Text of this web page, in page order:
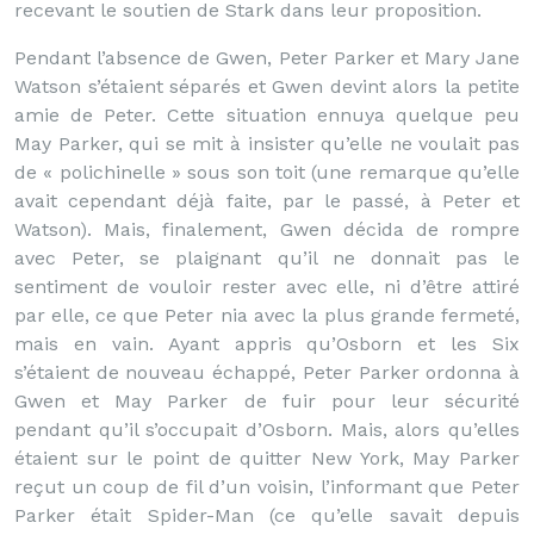
recevant le soutien de Stark dans leur proposition.
Pendant l’absence de Gwen, Peter Parker et Mary Jane
Watson s’étaient séparés et Gwen devint alors la petite
amie de Peter. Cette situation ennuya quelque peu
May Parker, qui se mit à insister qu’elle ne voulait pas
de « polichinelle » sous son toit (une remarque qu’elle
avait cependant déjà faite, par le passé, à Peter et
Watson). Mais, finalement, Gwen décida de rompre
avec Peter, se plaignant qu’il ne donnait pas le
sentiment de vouloir rester avec elle, ni d’être attiré
par elle, ce que Peter nia avec la plus grande fermeté,
mais en vain. Ayant appris qu’Osborn et les Six
s’étaient de nouveau échappé, Peter Parker ordonna à
Gwen et May Parker de fuir pour leur sécurité
pendant qu’il s’occupait d’Osborn. Mais, alors qu’elles
étaient sur le point de quitter New York, May Parker
reçut un coup de fil d’un voisin, l’informant que Peter
Parker était Spider-Man (ce qu’elle savait depuis